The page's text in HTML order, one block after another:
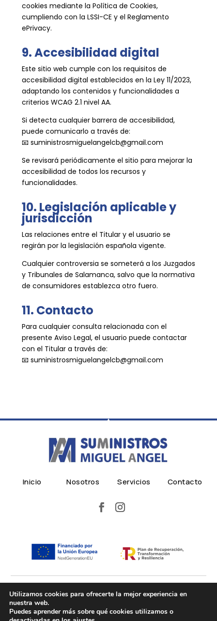
cookies mediante la Política de Cookies,
cumpliendo con la LSSI-CE y el Reglamento
ePrivacy.
9. Accesibilidad digital
Este sitio web cumple con los requisitos de
accesibilidad digital establecidos en la Ley 11/2023,
adaptando los contenidos y funcionalidades a
criterios WCAG 2.1 nivel AA.
Si detecta cualquier barrera de accesibilidad,
puede comunicarlo a través de:
📧suministrosmiguelangelcb@gmail.com
Se revisará periódicamente el sitio para mejorar la
accesibilidad de todos los recursos y
funcionalidades.
10. Legislación aplicable y
jurisdicción
Las relaciones entre el Titular y el usuario se
regirán por la legislación española vigente.
Cualquier controversia se someterá a los Juzgados
y Tribunales de Salamanca, salvo que la normativa
de consumidores establezca otro fuero.
11. Contacto
Para cualquier consulta relacionada con el
presente Aviso Legal, el usuario puede contactar
con el Titular a través de:
📧suministrosmiguelangelcb@gmail.com
Inicio Nosotros Servicios Contacto
Política de privacidad
Política de cookies
Utilizamos cookies para ofrecerte la mejor experiencia en
nuestra web.
Puedes aprender más sobre qué cookies utilizamos o